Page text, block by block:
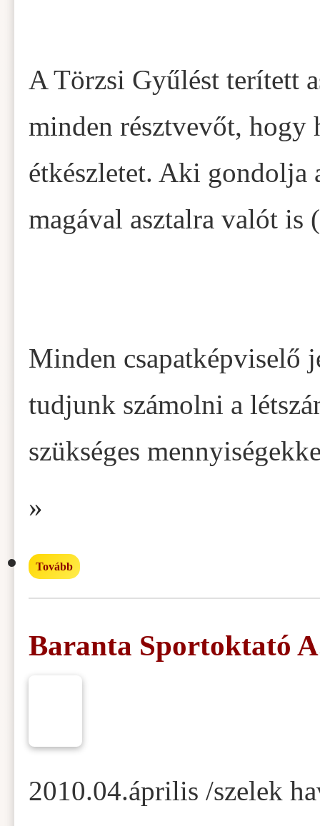
A Törzsi Gyűlést terített
minden résztvevőt, hogy
étkészletet. Aki gondolja
magával asztalra valót
Minden csapatképviselő
tudjunk számolni a
szükséges
»
Tovább
Baranta Sportoktató
2010.04.április /szelek